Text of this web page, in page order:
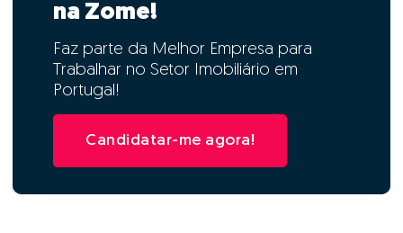
na Zome!
Faz parte da Melhor Empresa para
Trabalhar no Setor Imobiliário em
Portugal!
Candidatar-me agora!